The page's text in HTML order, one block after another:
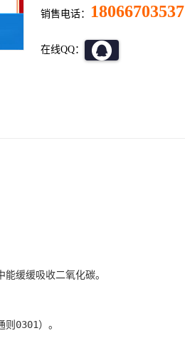
销售电话： 18066703537
在线QQ：
缓缓吸收二氧化碳。
0301）。